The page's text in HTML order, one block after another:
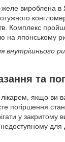
желе вироблена в
Комплекс
на японському
внутрішнього
та
якщо ви
погіршення
у закритому
для